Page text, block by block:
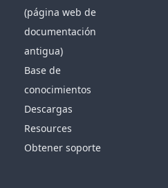
(página web de
documentación
antigua)
Base de
conocimientos
Descargas
Resources
Obtener soporte